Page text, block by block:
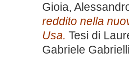
Gioia,
reddito nella
Usa. Tesi di
Gabriele